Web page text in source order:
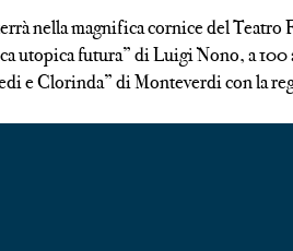
nella magnifica cornice del
utopica futura” di Luigi Nono, a
e Clorinda” di Monteverdi con la